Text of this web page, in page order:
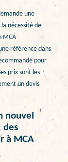
une
nécessité de
MCA
référence dans
pour
prix sont les
un devis
nouvel
des
à MCA